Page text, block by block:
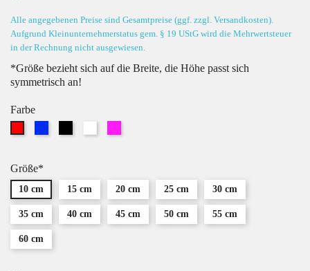
Alle angegebenen Preise sind Gesamtpreise (ggf. zzgl. Versandkosten).
Aufgrund Kleinunternehmerstatus gem. § 19 UStG wird die Mehrwertsteuer
in der Rechnung nicht ausgewiesen.
*Größe bezieht sich auf die Breite, die Höhe passt sich
symmetrisch an!
Farbe
Größe*
10 cm 15 cm 20 cm 25 cm 30 cm
35 cm 40 cm 45 cm 50 cm 55 cm
60 cm